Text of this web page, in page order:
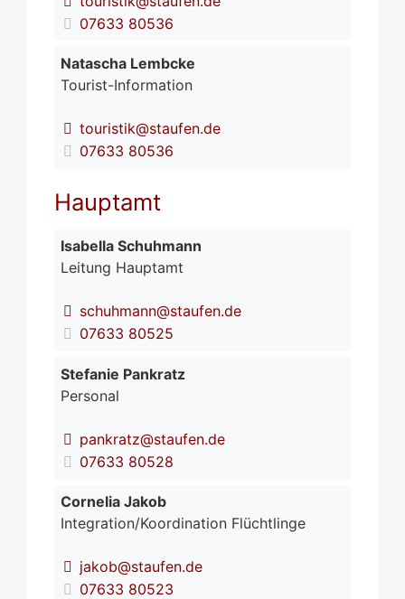
07633 80536
Natascha Lembcke
Tourist-Information
touristik@staufen.de
07633 80536
Hauptamt
Isabella Schuhmann
Leitung Hauptamt
schuhmann@staufen.de
07633 80525
Stefanie Pankratz
Personal
pankratz@staufen.de
07633 80528
Cornelia Jakob
Integration/Koordination Flüchtlinge
jakob@staufen.de
07633 80523